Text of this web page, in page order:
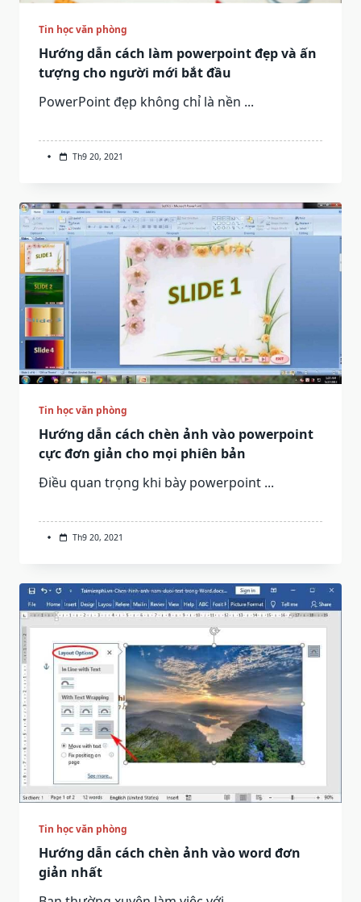
Tin học văn phòng
Hướng dẫn cách làm powerpoint đẹp và ấn
tượng cho người mới bắt đầu
PowerPoint đẹp không chỉ là nền ...
Th9 20, 2021
Tin học văn phòng
Hướng dẫn cách chèn ảnh vào powerpoint
cực đơn giản cho mọi phiên bản
Điều quan trọng khi bày powerpoint ...
Th9 20, 2021
Tin học văn phòng
Hướng dẫn cách chèn ảnh vào word đơn
giản nhất